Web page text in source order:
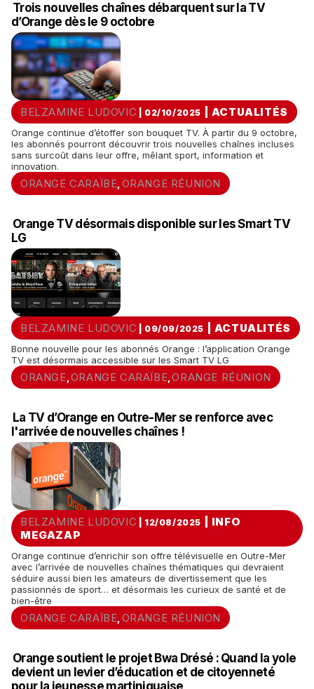
Trois nouvelles chaînes débarquent sur la TV
d’Orange dès le 9 octobre
BELZAMINE LUDOVIC | 02/10/2025 ACTUALITÉS
Orange continue d’étoffer son bouquet TV. À partir du 9 octobre,
les abonnés pourront découvrir trois nouvelles chaînes incluses
sans surcoût dans leur offre, mêlant sport, information et
innovation.
ORANGE CARAÏBE, ORANGE RÉUNION
Orange TV désormais disponible sur les Smart TV
LG
BELZAMINE LUDOVIC | 09/09/2025 ACTUALITÉS
Bonne nouvelle pour les abonnés Orange : l’application Orange
TV est désormais accessible sur les Smart TV LG
ORANGE,ORANGE CARAÏBE,ORANGE RÉUNION
La TV d’Orange en Outre-Mer se renforce avec
l'arrivée de nouvelles chaînes !
BELZAMINE LUDOVIC | 12/08/2025
INFO
MEGAZAP
Orange continue d’enrichir son offre télévisuelle en Outre-Mer
avec l’arrivée de nouvelles chaînes thématiques qui devraient
séduire aussi bien les amateurs de divertissement que les
passionnés de sport… et désormais les curieux de santé et de
bien-être
ORANGE CARAÏBE, ORANGE RÉUNION
Orange soutient le projet Bwa Drésé : Quand la yole
devient un levier d’éducation et de citoyenneté